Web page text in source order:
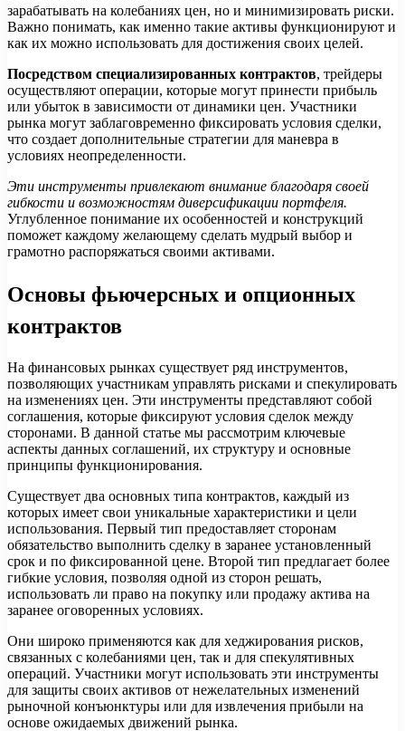
зарабатывать на колебаниях цен, но и минимизировать риски.
Важно понимать, как именно такие активы функционируют и
как их можно использовать для достижения своих целей.
Посредством специализированных контрактов, трейдеры
осуществляют операции, которые могут принести прибыль
или убыток в зависимости от динамики цен. Участники
рынка могут заблаговременно фиксировать условия сделки,
что создает дополнительные стратегии для маневра в
условиях неопределенности.
Эти инструменты привлекают внимание благодаря своей
гибкости и возможностям диверсификации портфеля.
Углубленное понимание их особенностей и конструкций
поможет каждому желающему сделать мудрый выбор и
грамотно распоряжаться своими активами.
Основы фьючерсных и опционных
контрактов
На финансовых рынках существует ряд инструментов,
позволяющих участникам управлять рисками и спекулировать
на изменениях цен. Эти инструменты представляют собой
соглашения, которые фиксируют условия сделок между
сторонами. В данной статье мы рассмотрим ключевые
аспекты данных соглашений, их структуру и основные
принципы функционирования.
Существует два основных типа контрактов, каждый из
которых имеет свои уникальные характеристики и цели
использования. Первый тип предоставляет сторонам
обязательство выполнить сделку в заранее установленный
срок и по фиксированной цене. Второй тип предлагает более
гибкие условия, позволяя одной из сторон решать,
использовать ли право на покупку или продажу актива на
заранее оговоренных условиях.
Они широко применяются как для хеджирования рисков,
связанных с колебаниями цен, так и для спекулятивных
операций. Участники могут использовать эти инструменты
для защиты своих активов от нежелательных изменений
рыночной конъюнктуры или для извлечения прибыли на
основе ожидаемых движений рынка.